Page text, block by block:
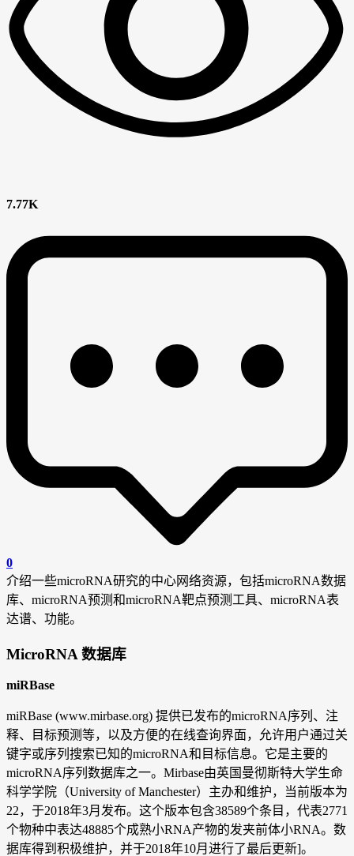
7.77K
0
介绍一些microRNA研究的中心网络资源，包括microRNA数据
库、microRNA预测和microRNA靶点预测工具、microRNA表
达谱、功能。
MicroRNA 数据库
miRBase
miRBase (www.mirbase.org) 提供已发布的microRNA序列、注
释、目标预测等，以及方便的在线查询界面，允许用户通过关
键字或序列搜索已知的microRNA和目标信息。它是主要的
microRNA序列数据库之一。Mirbase由英国曼彻斯特大学生命
科学学院（University of Manchester）主办和维护，当前版本为
22，于2018年3月发布。这个版本包含38589个条目，代表2771
个物种中表达48885个成熟小RNA产物的发夹前体小RNA。数
据库得到积极维护，并于2018年10月进行了最后更新]。